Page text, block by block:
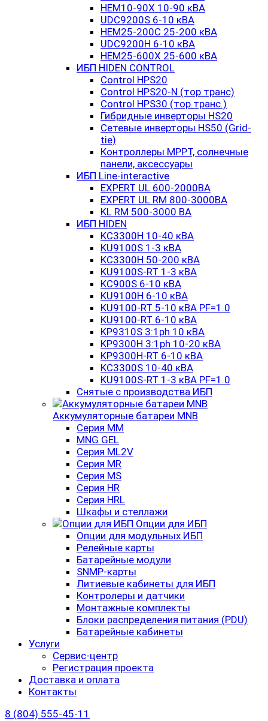
HEM10-90X 10-90 кВА
UDC9200S 6-10 кВА
HEM25-200C 25-200 кВА
UDC9200H 6-10 кВА
HEM25-600X 25-600 кВА
ИБП HIDEN CONTROL
Control HPS20
Control HPS20-N (тор.транс)
Control HPS30 (тор.транс.)
Гибридные инверторы HS20
Сетевые инверторы HS50 (Grid-
tie)
Контроллеры MPPT, солнечные
панели, аксессуары
ИБП Line-interactive
EXPERT UL 600-2000ВА
EXPERT UL RM 800-3000ВА
KL RM 500-3000 ВА
ИБП HIDEN
KC3300H 10-40 кВА
KU9100S 1-3 кВА
KC3300H 50-200 кВА
KU9100S-RT 1-3 кВА
KC900S 6-10 кВА
KU9100H 6-10 кВА
KU9100-RT 5-10 кВА PF=1.0
KU9100-RT 6-10 кВА
KP9310S 3:1ph 10 кВА
KP9300H 3:1ph 10-20 кВА
KP9300H-RT 6-10 кВА
KC3300S 10-40 кВА
KU9100S-RT 1-3 кВА PF=1.0
Снятые с производства ИБП
Аккумуляторные батареи MNB
Серия MM
MNG GEL
Серия ML2V
Серия MR
Серия MS
Серия HR
Серия HRL
Шкафы и стеллажи
Опции для ИБП
Опции для модульных ИБП
Релейные карты
Батарейные модули
SNMP-карты
Литиевые кабинеты для ИБП
Контролеры и датчики
Монтажные комплекты
Блоки распределения питания (PDU)
Батарейные кабинеты
Услуги
Сервис-центр
Регистрация проекта
Доставка и оплата
Контакты
8 (804) 555-45-11